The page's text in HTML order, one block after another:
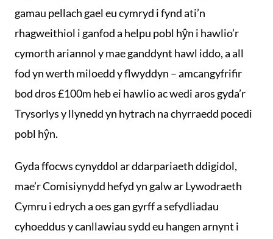
gamau pellach gael eu cymryd i fynd ati’n
rhagweithiol i ganfod a helpu pobl hŷn i hawlio’r
cymorth ariannol y mae ganddynt hawl iddo, a all
fod yn werth miloedd y flwyddyn – amcangyfrifir
bod dros £100m heb ei hawlio ac wedi aros gyda’r
Trysorlys y llynedd yn hytrach na chyrraedd pocedi
pobl hŷn.
Gyda ffocws cynyddol ar ddarpariaeth ddigidol,
mae’r Comisiynydd hefyd yn galw ar Lywodraeth
Cymru i edrych a oes gan gyrff a sefydliadau
cyhoeddus y canllawiau sydd eu hangen arnynt i